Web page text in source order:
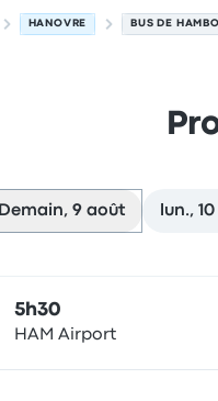
HANOVRE BUS DE
Demain, 9 août lun.,
5h30
HAM Airport